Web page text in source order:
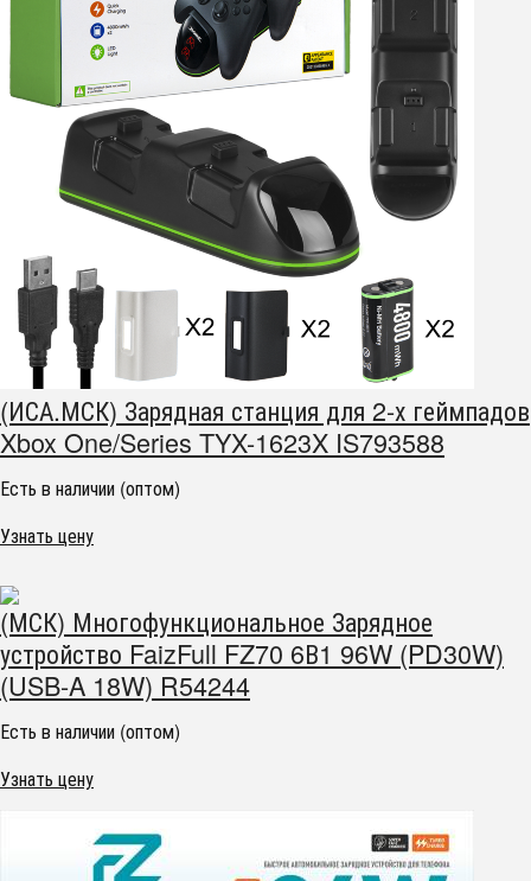
(ИСА.МСК) Зарядная станция для 2-х геймпадов
Xbox One/Series TYX-1623X IS793588
Есть в наличии (оптом)
Узнать цену
(МСК) Многофункциональное Зарядное
устройство FaizFull FZ70 6В1 96W (PD30W)
(USB-A 18W) R54244
Есть в наличии (оптом)
Узнать цену